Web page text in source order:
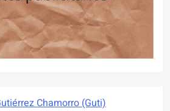
Chamorro (Guti)